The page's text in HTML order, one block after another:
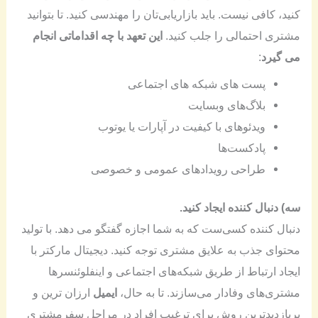
کنید، کافی نیست. باید بازاریابی‌تان را مهندسی کنید. تا بتوانید
مشتری احتمالی را جلب کنید. این تعهد با چه اقداماتی انجام
می گیرد:
پست های شبکه های اجتماعی
بلاگ‌های وبسایت
ویدئوهای با کیفیت در آپارات یا یوتوب
پادکست‌ها
طراحی رویدادهای عمومی و خصوصی
سه) دنبال کننده ایجاد کنید.
دنبال کننده کسی‌ست که به شما اجازه گفتگو می دهد. با تولید
محتوای جذب به علایق مشتری توجه کنید. دیجیتال مارکتر با
ایجاد ارتباط از طریق شبکه‌های اجتماعی و اینفلوئنسرها
مشتری‌های وفادار می‌سازند. تا به حال، ایمیل ارزان ترین و
پربازدیدترین روش برای ترغیب افراد در مراحل سفرمشتری